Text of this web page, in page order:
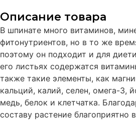
Описание товара
В шпинате много витаминов,
фитонутриентов, но в то же
поэтому он подходит и для
его листьях содержатся
также такие элементы, как
кальций, калий, селен, омега-3,
медь, белок и клетчатка.
составу растение благоприятно